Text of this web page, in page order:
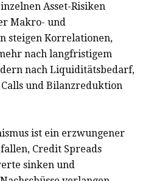
Asset-Risiken
Makro- und
steigen Korrelationen,
nach langfristigem
nach Liquiditätsbedarf,
und Bilanzreduktion
ist ein erzwungener
Credit Spreads
sinken und